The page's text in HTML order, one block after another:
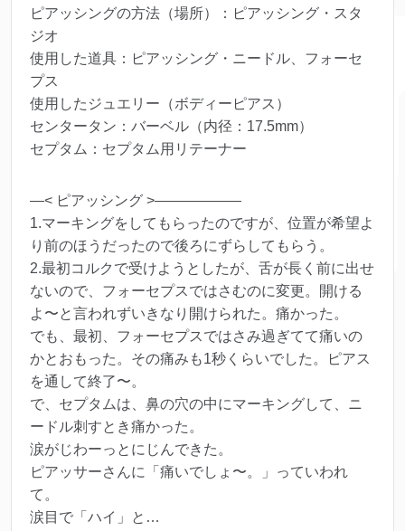
ピアッシングの方法（場所）：ピアッシング・スタ
ジオ
使用した道具：ピアッシング・ニードル、フォーセ
プス
使用したジュエリー（ボディーピアス）
センタータン：バーベル（内径：17.5mm）
セプタム：セプタム用リテーナー
—< ピアッシング >——————
1.マーキングをしてもらったのですが、位置が希望よ
り前のほうだったので後ろにずらしてもらう。
2.最初コルクで受けようとしたが、舌が長く前に出せ
ないので、フォーセプスではさむのに変更。開ける
よ〜と言われずいきなり開けられた。痛かった。
でも、最初、フォーセプスではさみ過ぎてて痛いの
かとおもった。その痛みも1秒くらいでした。ピアス
を通して終了〜。
で、セプタムは、鼻の穴の中にマーキングして、ニ
ードル刺すとき痛かった。
涙がじわーっとにじんできた。
ピアッサーさんに「痛いでしょ〜。」っていわれ
て。
涙目で「ハイ」と…